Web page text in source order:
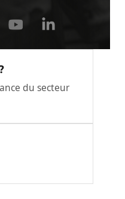
du secteur